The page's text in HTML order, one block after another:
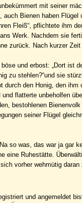
mit seiner
Bienen haben Flügel
Fleiß“, pflichtete ihm
Werk. Nachdem sie
zurück. Nach kurzer
und erbost: „Dort ist
zu stehlen?“und sie
den Honig, den ihm
flatterte unbeholfen
bestohlenen
seiner Flügel
so was, das war ja gar
eine Ruhestätte.
vorher wehmütig daran
und angemeldet